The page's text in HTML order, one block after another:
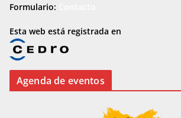
Formulario:
Esta web está registrada en
Agenda de eventos